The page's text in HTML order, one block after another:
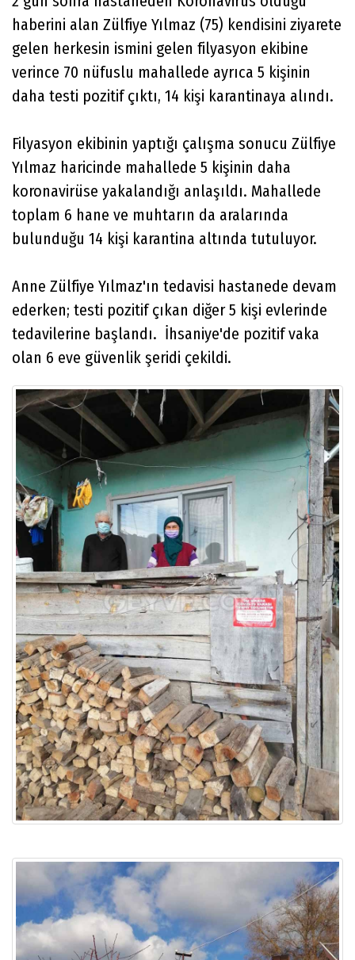
haberini alan Zülfiye Yılmaz (75) kendisini ziyarete
gelen herkesin ismini gelen filyasyon ekibine
verince 70 nüfuslu mahallede ayrıca 5 kişinin
daha testi pozitif çıktı, 14 kişi karantinaya alındı.
Filyasyon ekibinin yaptığı çalışma sonucu Zülfiye
Yılmaz haricinde mahallede 5 kişinin daha
koronavirüse yakalandığı anlaşıldı. Mahallede
toplam 6 hane ve muhtarın da aralarında
bulunduğu 14 kişi karantina altında tutuluyor.
Anne Zülfiye Yılmaz'ın tedavisi hastanede devam
ederken; testi pozitif çıkan diğer 5 kişi evlerinde
tedavilerine başlandı. İhsaniye'de pozitif vaka
olan 6 eve güvenlik şeridi çekildi.